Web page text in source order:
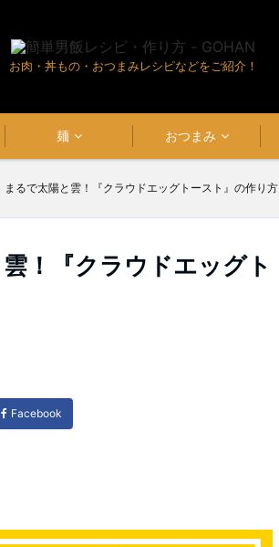
お肉・丼もの・おつまみレシピなどをご紹介！
麺 おつまみ
まるで太陽と雲！『クラウドエッグトースト』の作り方
！『クラウドエッグト
Facebook